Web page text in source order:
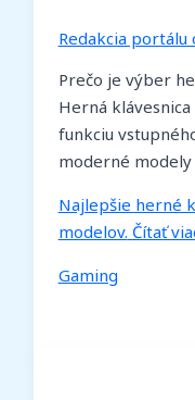
Redakcia portálu
Prečo je výber
Herná
funkciu
moderné
Najlepšie herné
modelov. Čítať
Gaming